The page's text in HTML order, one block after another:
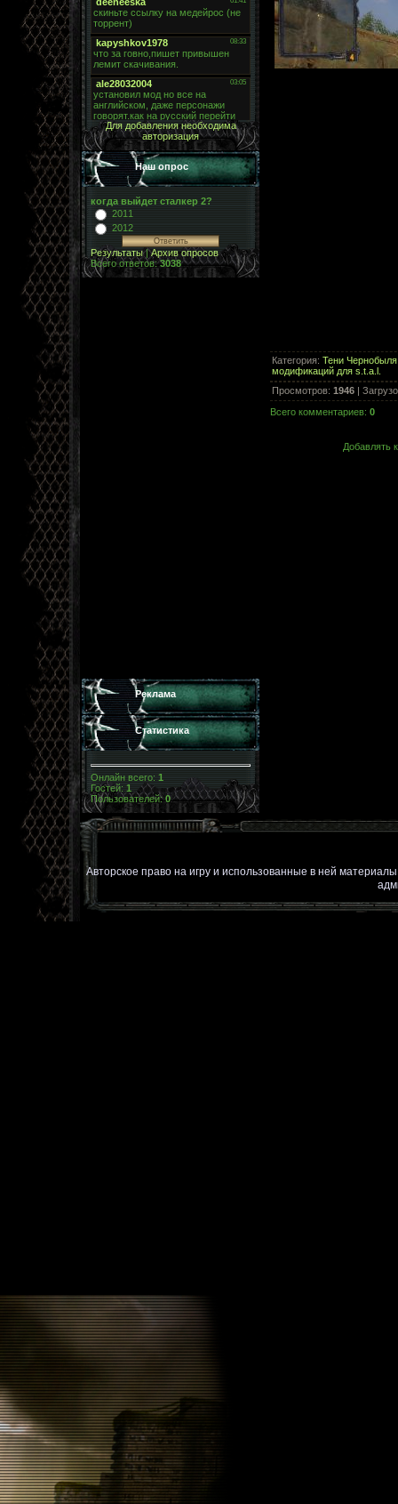
Для добавления необходима
авторизация
Наш опрос
когда выйдет сталкер 2?
2011
2012
Результаты|Архив опросов
Всего ответов:3038
Реклама
Статистика
Онлайн всего: 1
Гостей: 1
Пользователей:0
Категория: Тени Чернобыля
модификаций для s.t.a.l.
Просмотров: 1946 |
Всего комментариев: 0
Добавлять
Авторское право на игру и использованные в ней